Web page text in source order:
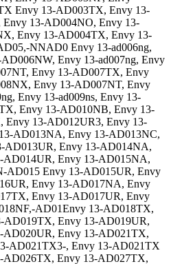
Envy 13-AD003TX, Envy 13-
Envy 13-AD004NO, Envy 13-
Envy 13-AD004TX, Envy 13-
NNAD0 Envy 13-ad006ng,
Envy 13-ad007ng, Envy
Envy 13-AD007TX, Envy
Envy 13-AD007NT, Envy
Envy 13-ad009ns, Envy 13-
Envy 13-AD010NB, Envy 13-
Envy 13-AD012UR3, Envy 13-
AD013NA, Envy 13-AD013NC,
AD013UR, Envy 13-AD014NA,
Envy 13-AD015NA,
AD015 Envy 13-AD015UR, Envy
Envy 13-AD017NA, Envy
Envy 13-AD017UR, Envy
AD01Envy 13-AD018TX,
AD019TX, Envy 13-AD019UR,
Envy 13-AD021TX,
AD021TX3-, Envy 13-AD021TX
Envy 13-AD027TX,